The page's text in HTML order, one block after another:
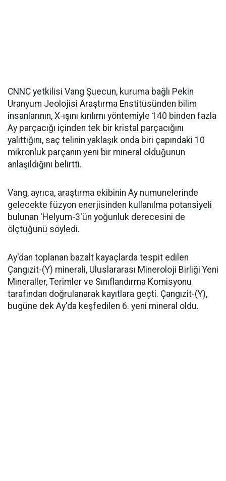
CNNC yetkilisi Vang Şuecun, kuruma bağlı Pekin
Uranyum Jeolojisi Araştırma Enstitüsünden bilim
insanlarının, X-ışını kırılımı yöntemiyle 140 binden fazla
Ay parçacığı içinden tek bir kristal parçacığını
yalıttığını, saç telinin yaklaşık onda biri çapındaki 10
mikronluk parçanın yeni bir mineral olduğunun
anlaşıldığını belirtti.
Vang, ayrıca, araştırma ekibinin Ay numunelerinde
gelecekte füzyon enerjisinden kullanılma potansiyeli
bulunan 'Helyum-3'ün yoğunluk derecesini de
ölçtüğünü söyledi.
Ay'dan toplanan bazalt kayaçlarda tespit edilen
Çangızit-(Y) minerali, Uluslararası Mineroloji Birliği Yeni
Mineraller, Terimler ve Sınıflandırma Komisyonu
tarafından doğrulanarak kayıtlara geçti. Çangızit-(Y),
bugüne dek Ay'da keşfedilen 6. yeni mineral oldu.